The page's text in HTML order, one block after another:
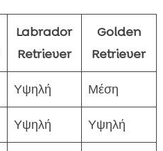
Labrador
Retriever
Golden
Retriever
Υψηλή Μέση
Υψηλή Υψηλή